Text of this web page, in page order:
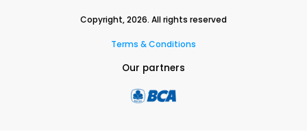
Copyright,2026. All rights reserved
Terms & Conditions
Our partners